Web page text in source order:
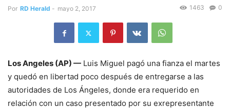
Por RD Herald - mayo 2, 2017 0
1463
Los Angeles (AP) — Luis Miguel pagó una fianza el martes
y quedó en libertad poco después de entregarse a las
autoridades de Los Ángeles, donde era requerido en
relación con un caso presentado por su exrepresentante